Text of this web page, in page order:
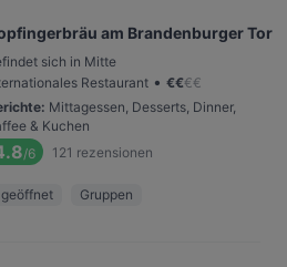
am Brandenburger Tor
sich in Mitte
Restaurant • €€€€
: Mittagessen, Desserts, Dinner,
& Kuchen
/6 121 rezensionen
Gruppen